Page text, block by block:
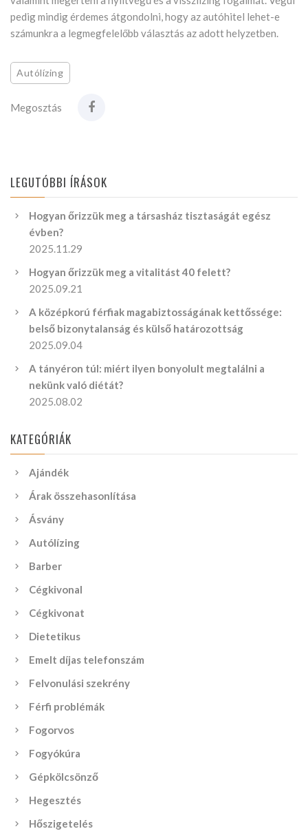
pedig mindig érdemes átgondolni, hogy az autóhitel lehet-e
számunkra a legmegfelelőbb választás az adott helyzetben.
Autólízing
Megosztás
LEGUTÓBBI ÍRÁSOK
Hogyan őrizzük meg a társasház tisztaságát egész
évben?
2025.11.29
Hogyan őrizzük meg a vitalitást 40 felett?
2025.09.21
A középkorú férfiak magabiztosságának kettőssége:
belső bizonytalanság és külső határozottság
2025.09.04
A tányéron túl: miért ilyen bonyolult megtalálni a
nekünk való diétát?
2025.08.02
KATEGÓRIÁK
Ajándék
Árak összehasonlítása
Ásvány
Autólízing
Barber
Cégkivonal
Cégkivonat
Dietetikus
Emelt díjas telefonszám
Felvonulási szekrény
Férfi problémák
Fogorvos
Fogyókúra
Gépkölcsönző
Hegesztés
Hőszigetelés